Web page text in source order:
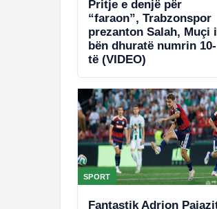
Pritje e denjë për
“faraon”, Trabzonspor
prezanton Salah, Muçi i
bën dhuratë numrin 10-
të (VIDEO)
SPORT
Fantastik Adrion